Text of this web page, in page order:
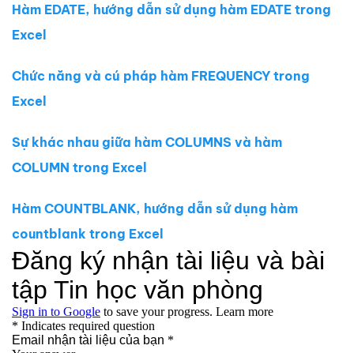
Hàm EDATE, hướng dẫn sử dụng hàm EDATE trong
Excel
Chức năng và cú pháp hàm FREQUENCY trong
Excel
Sự khác nhau giữa hàm COLUMNS và hàm
COLUMN trong Excel
Hàm COUNTBLANK, hướng dẫn sử dụng hàm
countblank trong Excel